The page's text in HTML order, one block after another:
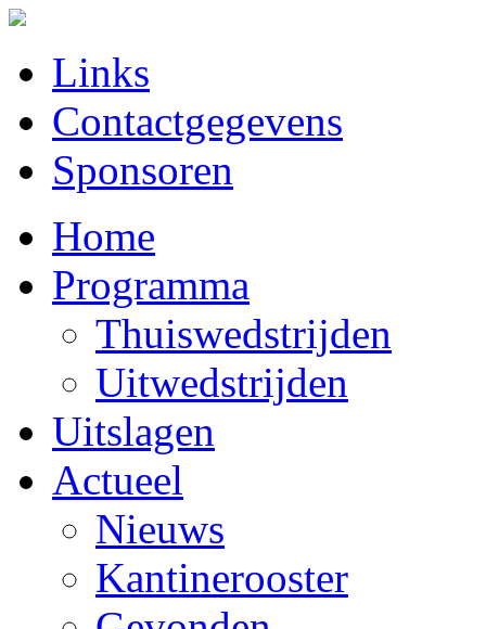
Links
Contactgegevens
Sponsoren
Home
Programma
Thuiswedstrijden
Uitwedstrijden
Uitslagen
Actueel
Nieuws
Kantinerooster